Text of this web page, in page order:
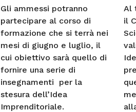
Gli ammessi potranno
partecipare al corso di
formazione che si terrà nei
mesi di giugno e luglio, il
cui obiettivo sarà quello di
fornire una serie di
insegnamenti per la
stesura dell’Idea
Imprenditoriale.
Al
il